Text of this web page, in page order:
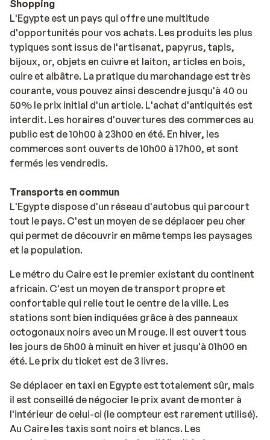
Shopping
L'Egypte est un pays qui offre une multitude
d'opportunités pour vos achats. Les produits les plus
typiques sont issus de l'artisanat, papyrus, tapis,
bijoux, or, objets en cuivre et laiton, articles en bois,
cuire et albâtre. La pratique du marchandage est très
courante, vous pouvez ainsi descendre jusqu'à 40 ou
50% le prix initial d'un article. L'achat d'antiquités est
interdit. Les horaires d'ouvertures des commerces au
public est de 10h00 à 23h00 en été. En hiver, les
commerces sont ouverts de 10h00 à 17h00, et sont
fermés les vendredis.
Transports en commun
L'Egypte dispose d'un réseau d'autobus qui parcourt
tout le pays. C'est un moyen de se déplacer peu cher
qui permet de découvrir en même temps les paysages
et la population.
Le métro du Caire est le premier existant du continent
africain. C'est un moyen de transport propre et
confortable qui relie tout le centre de la ville. Les
stations sont bien indiquées grâce à des panneaux
octogonaux noirs avec un M rouge. Il est ouvert tous
les jours de 5h00 à minuit en hiver et jusqu'à 01h00 en
été. Le prix du ticket est de 3 livres.
Se déplacer en taxi en Egypte est totalement sûr, mais
il est conseillé de négocier le prix avant de monter à
l'intérieur de celui-ci (le compteur est rarement utilisé).
Au Caire les taxis sont noirs et blancs. Les